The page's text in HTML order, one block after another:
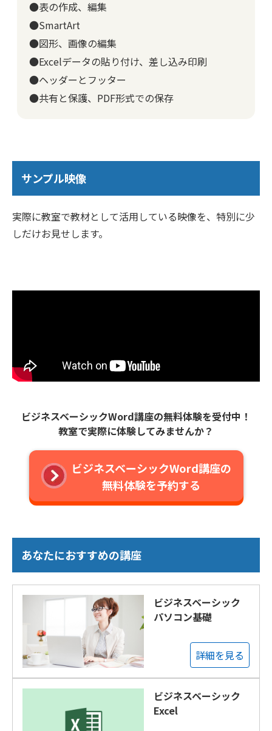
●表の作成、編集
●SmartArt
●図形、画像の編集
●Excelデータの貼り付け、差し込み印刷
●ヘッダーとフッター
●共有と保護、PDF形式での保存
サンプル映像
実際に教室で教材として活用している映像を、特別に少
しだけお見せします。
ビジネスベーシックWord講座の無料体験を受付中！
教室で実際に体験してみませんか？
ビジネスベーシックWord講座の
無料体験を予約する
あなたにおすすめの講座
ビジネスベーシック
パソコン基礎
詳細を見る
ビジネスベーシック
Excel